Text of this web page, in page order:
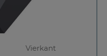
Vierkant